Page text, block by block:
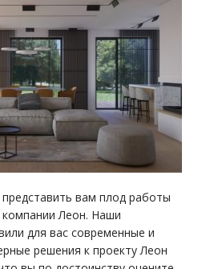
вам плод работы
Леон. Наши
для вас современные и
решения к проекту Леон